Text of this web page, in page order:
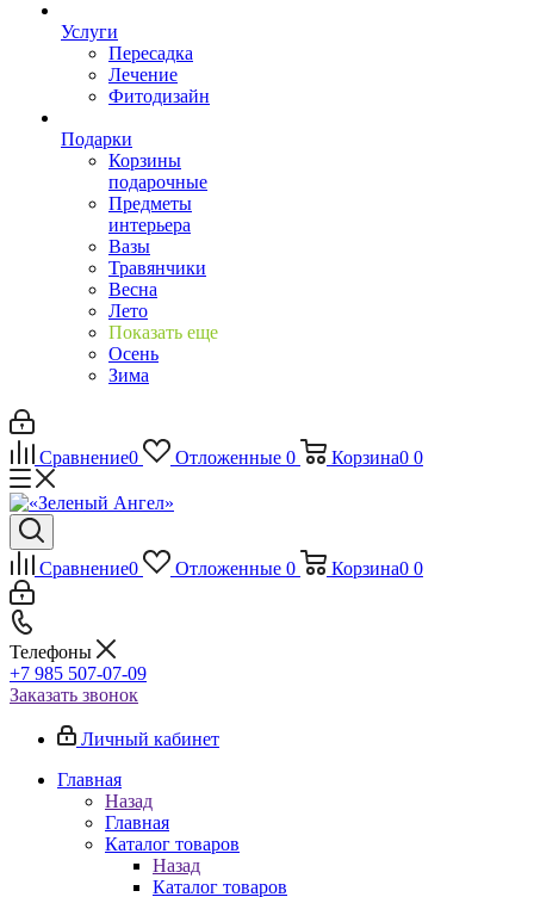
Услуги
Пересадка
Лечение
Фитодизайн
Подарки
Корзины
подарочные
Предметы
интерьера
Вазы
Травянчики
Весна
Лето
Показать еще
Осень
Зима
Сравнение0 Отложенные 0 Корзина0 0
Сравнение0 Отложенные 0 Корзина0 0
Телефоны
+7 985 507-07-09
Заказать звонок
Личный кабинет
Главная
Назад
Главная
Каталог товаров
Назад
Каталог товаров